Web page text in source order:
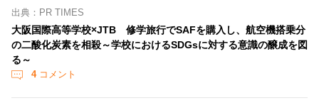
出典：PR TIMES
大阪国際高等学校×JTB 修学旅行でSAFを購入し、航空機搭乗分
の二酸化炭素を相殺～学校におけるSDGsに対する意識の醸成を図
る～
4コメント